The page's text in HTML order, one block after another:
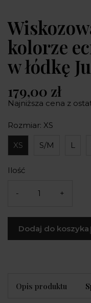
kolorze
w łódkę
179,00 zł
Najniższa cena z
Rozmiar: XS
XS S/M L
Ilość
- +
Dodaj do koszyka
Opis produktu